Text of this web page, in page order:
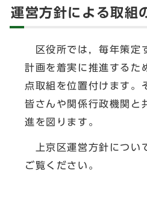
運営方針による取組
区役所では，毎年策定
計画を着実に推進するた
点取組を位置付けます。
皆さんや関係行政機関と
進を図ります。
上京区運営方針につい
ご覧ください。